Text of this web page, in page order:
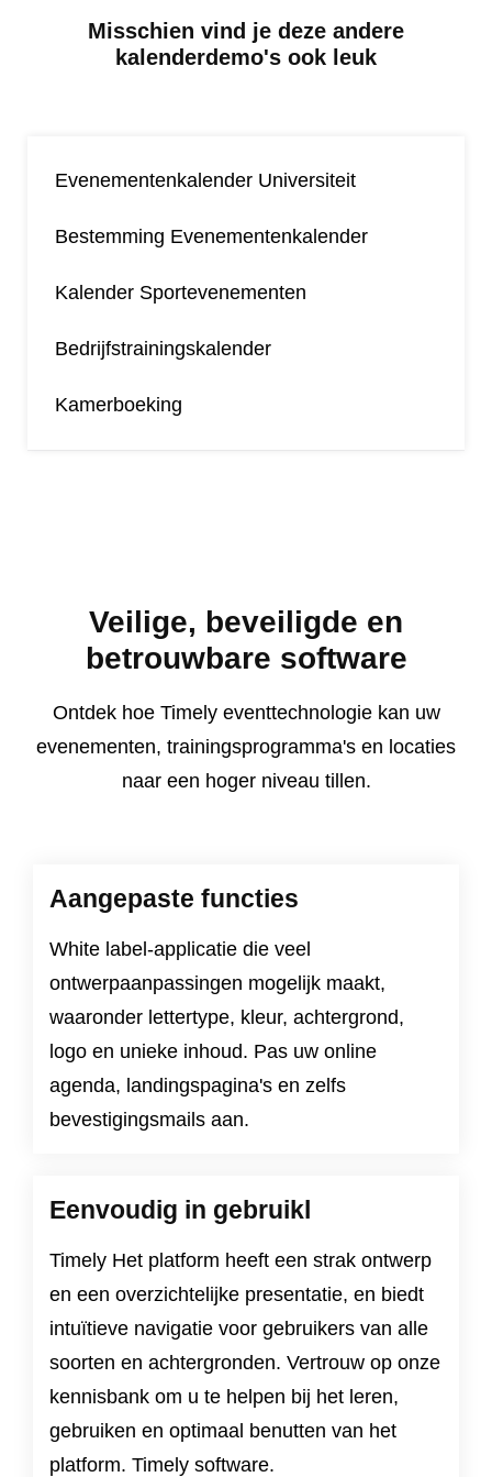
Misschien vind je deze andere
kalenderdemo's ook leuk
Evenementenkalender Universiteit
Bestemming Evenementenkalender
Kalender Sportevenementen
Bedrijfstrainingskalender
Kamerboeking
Veilige, beveiligde en
betrouwbare software
Ontdek hoe Timely eventtechnologie kan uw
evenementen, trainingsprogramma's en locaties
naar een hoger niveau tillen.
Aangepaste functies
White label-applicatie die veel
ontwerpaanpassingen mogelijk maakt,
waaronder lettertype, kleur, achtergrond,
logo en unieke inhoud. Pas uw online
agenda, landingspagina's en zelfs
bevestigingsmails aan.
Eenvoudig in gebruikl
Timely Het platform heeft een strak ontwerp
en een overzichtelijke presentatie, en biedt
intuïtieve navigatie voor gebruikers van alle
soorten en achtergronden. Vertrouw op onze
kennisbank om u te helpen bij het leren,
gebruiken en optimaal benutten van het
platform. Timely software.